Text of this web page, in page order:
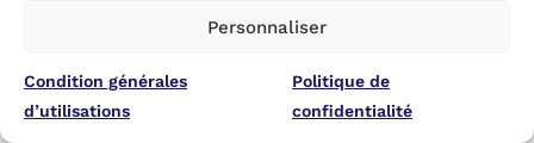
Personnaliser
Condition générales
d’utilisations
Politique de
confidentialité
En résumé, un CRM bien choisi combine trois
piliers : centraliser l’information client, faciliter le